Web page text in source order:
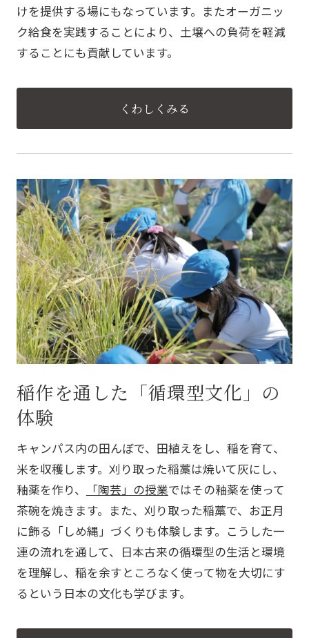
けを提供する場にもなっています。またオーガニッ
ク給食を実践することにより、土壌への負荷を軽減
することにも貢献しています。
くわしくみる
稲作を通した「循環型文化」の
体験
キャンパス内の田んぼで、田植えをし、稲を育て、
米を収穫します。刈り取った稲藁は焼いて灰にし、
釉薬を作り、
「陶芸」の授業ではその釉薬を使って
茶碗を焼きます。また、刈り取った稲藁で、お正月
に飾る「しめ縄」づくりも体験します。こうした一
連の流れを通して、日本古来の循環型の生活と環境
を理解し、稲を余すところなく使って物を大切にす
るという日本の文化も学びます。